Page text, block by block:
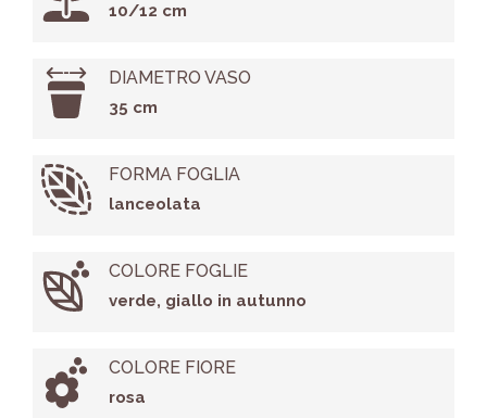
10/12 cm
DIAMETRO VASO
35 cm
FORMA FOGLIA
lanceolata
COLORE FOGLIE
verde, giallo in autunno
COLORE FIORE
rosa